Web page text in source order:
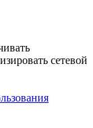
сетевой